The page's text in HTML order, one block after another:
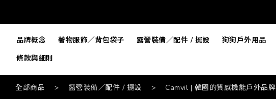
品牌概念 著物服飾／背包袋子 露營裝備／配件 / 擺設
狗狗戶外用品
條款與細則
全部商品 > 露營裝備／配件 / 擺設 > Camvil | 韓國的質感機能戶外品牌